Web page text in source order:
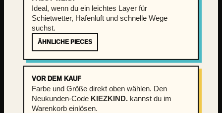
Ideal, wenn du ein leichtes Layer für
Schietwetter, Hafenluft und schnelle Wege
suchst.
ÄHNLICHE PIECES
VOR DEM KAUF
Farbe und Größe direkt oben wählen. Den
Neukunden-Code KIEZKIND.kannst du im
Warenkorb einlösen.